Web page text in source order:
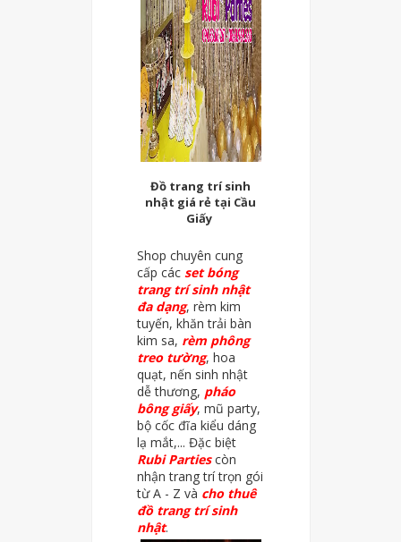
Đồ trang trí sinh
nhật giá rẻ tại Cầu
Giấy
Shop chuyên cung
cấp các set bóng
trang trí sinh nhật
đa dạng, rèm kim
tuyến, khăn trải bàn
kim sa, rèm phông
treo tường, hoa
quạt, nến sinh nhật
dễ thương, pháo
bông giấy, mũ party,
bộ cốc đĩa kiểu dáng
lạ mắt,... Đặc biệt
Rubi Partiescòn
nhận trang trí trọn gói
từ A - Z và cho thuê
đồ trang trí sinh
nhật.